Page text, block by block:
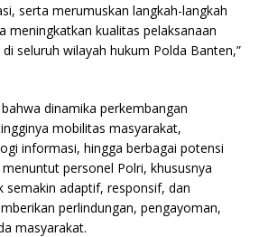
serta merumuskan langkah-langkah
meningkatkan kualitas pelaksanaan
seluruh wilayah hukum Polda Banten,”
dinamika perkembangan
mobilitas masyarakat,
informasi, hingga berbagai potensi
personel Polri, khususnya
semakin adaptif, responsif, dan
perlindungan, pengayoman,
masyarakat.